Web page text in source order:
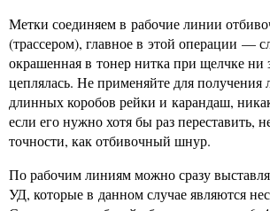
Метки соединяем в рабочие линии
(трассером), главное в этой операции —
окрашенная в тонер нитка при щелчке ни
цеплялась. Не применяйте для получения
длинных коробов рейки и карандаш,
если его нужно хотя бы раз переставить,
точности, как отбивочный шнур.
По рабочим линиям можно сразу
УД, которые в данном случае являются